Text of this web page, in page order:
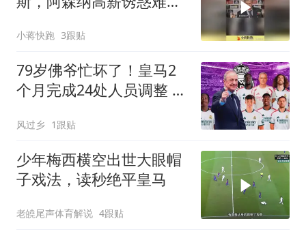
小蒋快跑 3跟贴
79岁佛爷忙坏了！皇马2
个月完成24处人员调整 未
风过乡 1跟贴
少年梅西横空出世大眼帽
子戏法，读秒绝平皇马
老皢尾声体育解说 4跟贴